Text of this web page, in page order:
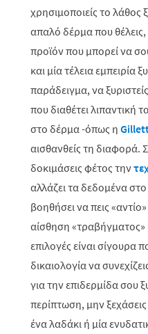
χρησιμοποιείς το λάθος
απαλό δέρμα που θέλεις,
προϊόν που μπορεί να
και μία τέλεια εμπειρία
παράδειγμα, να
που διαθέτει λιπαντική
στο δέρμα -όπως η
αισθανθείς τη διαφορά.
δοκιμάσεις φέτος την
αλλάζει τα δεδομένα
βοηθήσει να πεις
αίσθηση «τραβήγματος»
επιλογές είναι σίγουρα
δικαιολογία να
για την επιδερμίδα σου
περίπτωση, μην
ένα λαδάκι ή μία